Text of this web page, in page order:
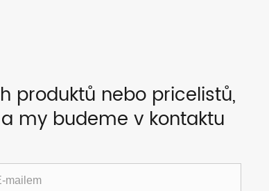
produktů nebo pricelistů,
my budeme v kontaktu